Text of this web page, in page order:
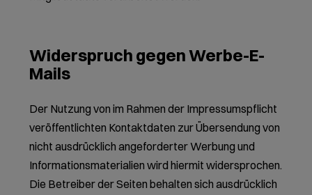
Widerspruch gegen Werbe-E-
Mails
Der Nutzung von im Rahmen der Impressumspflicht
veröffentlichten Kontaktdaten zur Übersendung von
nicht ausdrücklich angeforderter Werbung und
Informationsmaterialien wird hiermit widersprochen.
Die Betreiber der Seiten behalten sich ausdrücklich